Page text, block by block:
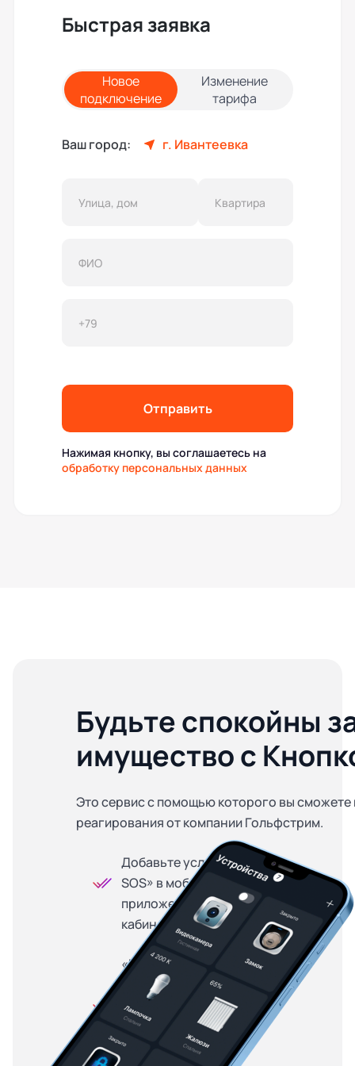
Быстрая заявка
Новое
подключение
Изменение
тарифа
Ваш город: г. Ивантеевка
Отправить
Нажимая кнопку, вы соглашаетесь на
обработку персональных данных
Будьте спокойны
имущество с
Это сервис с помощью которого вы сможете
реагирования от компании Гольфстрим.
Добавьте услугу «Кнопка
SOS» в мобильном
приложении или личном
кабинете
«Кнопка SOS» доступна
на особых условиях для
абонентов, купивших
оборудование в
рассрочку — от 299